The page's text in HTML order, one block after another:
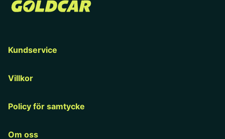
Kundservice
Villkor
Policy för samtycke
Om oss